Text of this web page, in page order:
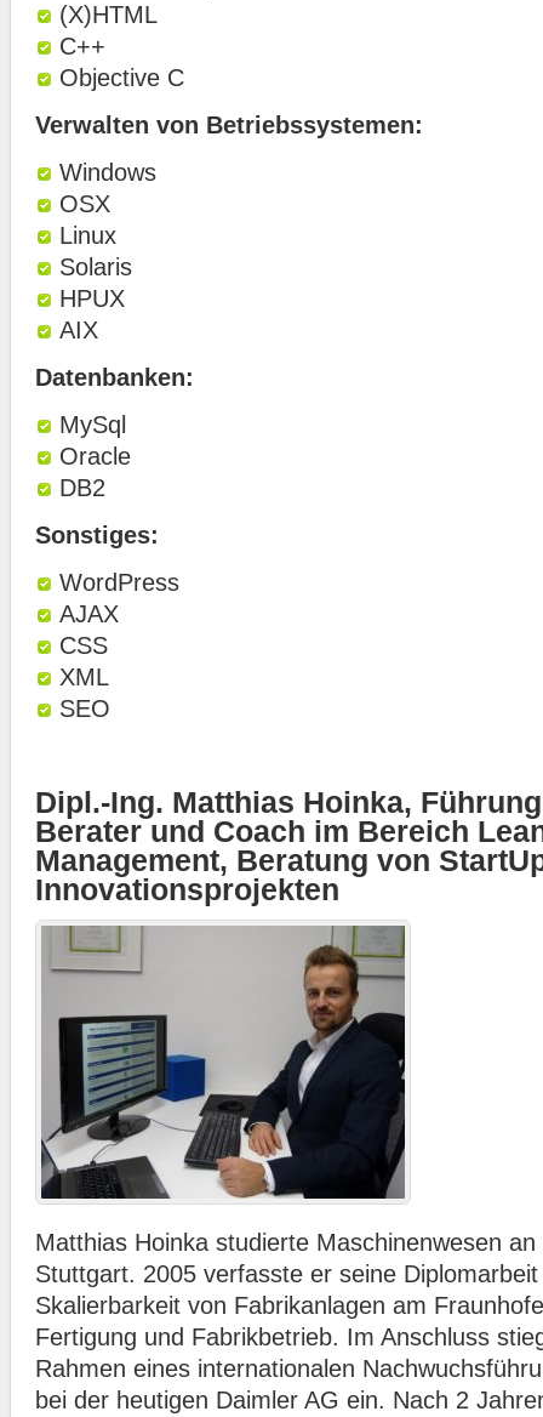
(X)HTML
C++
Objective C
Verwalten von Betriebssystemen:
Windows
OSX
Linux
Solaris
HPUX
AIX
Datenbanken:
MySql
Oracle
DB2
Sonstiges:
WordPress
AJAX
CSS
XML
SEO
Dipl.-Ing. Matthias Hoinka,
Berater und Coach im Bereich
Management, Beratung von
Innovationsprojekten
Matthias Hoinka studierte Maschinenwesen
Stuttgart. 2005 verfasste er seine
Skalierbarkeit von Fabrikanlagen am
Fertigung und Fabrikbetrieb. Im Anschluss
Rahmen eines internationalen
bei der heutigen Daimler AG ein. Nach 2